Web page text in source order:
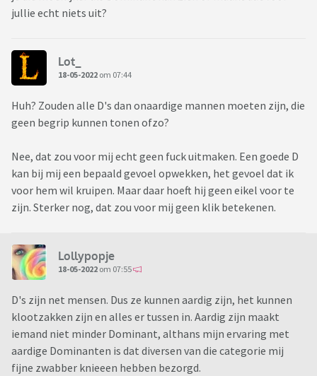
jullie echt niets uit?
Lot_
18-05-2022 om 07:44
Huh? Zouden alle D's dan onaardige mannen moeten zijn, die
geen begrip kunnen tonen ofzo?
Nee, dat zou voor mij echt geen fuck uitmaken. Een goede D
kan bij mij een bepaald gevoel opwekken, het gevoel dat ik
voor hem wil kruipen. Maar daar hoeft hij geen eikel voor te
zijn. Sterker nog, dat zou voor mij geen klik betekenen.
Lollypopje
18-05-2022 om 07:55
D's zijn net mensen. Dus ze kunnen aardig zijn, het kunnen
klootzakken zijn en alles er tussen in. Aardig zijn maakt
iemand niet minder Dominant, althans mijn ervaring met
aardige Dominanten is dat diversen van die categorie mij
fijne zwabber knieeen hebben bezorgd.